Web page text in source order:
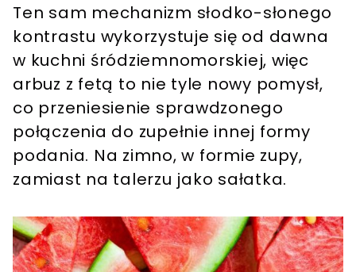
Ten sam mechanizm słodko-słonego
kontrastu wykorzystuje się od dawna
w kuchni śródziemnomorskiej, więc
arbuz z fetą to nie tyle nowy pomysł,
co przeniesienie sprawdzonego
połączenia do zupełnie innej formy
podania. Na zimno, w formie zupy,
zamiast na talerzu jako sałatka.